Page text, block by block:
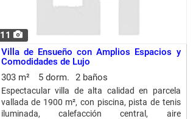
11
Villa de Ensueño con Amplios Espacios y
Comodidades de Lujo
303 m²
5 dorm. 2 baños
Espectacular villa de alta calidad en parcela
vallada de 1900 m², con piscina, pista de tenis
iluminada, calefacción central, aire